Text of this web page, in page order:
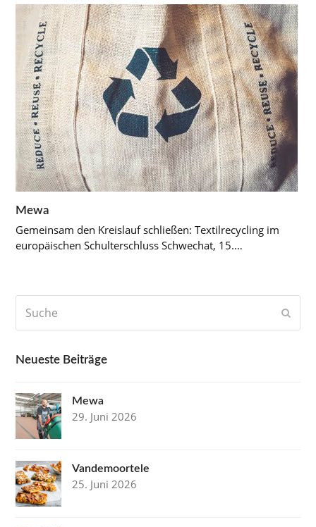
Mewa
Gemeinsam den Kreislauf schließen: Textilrecycling im
europäischen Schulterschluss Schwechat, 15.…
Neueste Beiträge
Mewa
29. Juni 2026
Vandemoortele
25. Juni 2026